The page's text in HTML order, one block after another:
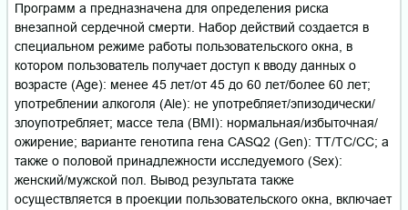
Программ а предназначена для определения риска
внезапной сердечной смерти. Набор действий создается в
специальном режиме работы пользовательского окна, в
котором пользователь получает доступ к вводу данных о
возрасте (Age): менее 45 лет/от 45 до 60 лет/более 60 лет;
употреблении алкоголя (Ale): не употребляет/эпизодически/
злоупотребляет; массе тела (BMI): нормальная/избыточная/
ожирение; варианте генотипа гена CASQ2 (Gen): ТТ/ТС/СС; а
также о половой принадлежности исследуемого (Sex):
женский/мужской пол. Вывод результата также
осуществляется в проекции пользовательского окна, включает